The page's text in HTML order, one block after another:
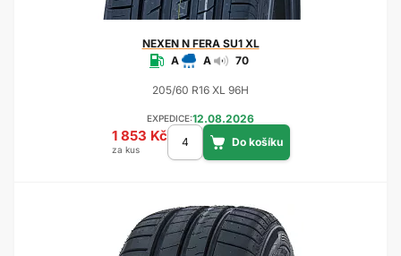
NEXENN FERA SU1 XL
A
A 70
205/60 R16 XL 96H
EXPEDICE:12.08.2026
1 853 Kč
za kus